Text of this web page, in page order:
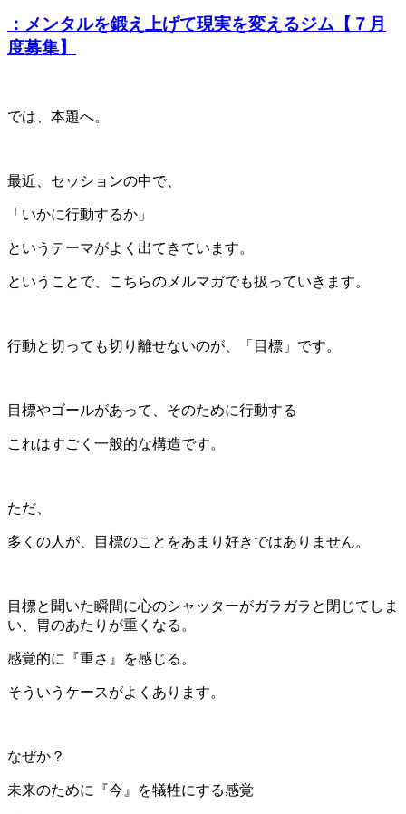
：メンタルを鍛え上げて現実を変えるジム【７月
度募集】
では、本題へ。
最近、セッションの中で、
「いかに行動するか」
というテーマがよく出てきています。
ということで、こちらのメルマガでも扱っていきます。
行動と切っても切り離せないのが、「目標」です。
目標やゴールがあって、そのために行動する
これはすごく一般的な構造です。
ただ、
多くの人が、目標のことをあまり好きではありません。
目標と聞いた瞬間に心のシャッターがガラガラと閉じてしま
い、胃のあたりが重くなる。
感覚的に『重さ』を感じる。
そういうケースがよくあります。
なぜか？
未来のために『今』を犠牲にする感覚